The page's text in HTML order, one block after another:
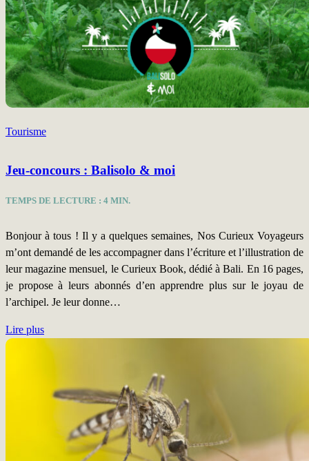
Tourisme
Jeu-concours : Balisolo & moi
TEMPS DE LECTURE : 4 MIN.
Bonjour à tous ! Il y a quelques semaines, Nos Curieux Voyageurs
m’ont demandé de les accompagner dans l’écriture et l’illustration de
leur magazine mensuel, le Curieux Book, dédié à Bali. En 16 pages,
je propose à leurs abonnés d’en apprendre plus sur le joyau de
l’archipel. Je leur donne…
Lire plus